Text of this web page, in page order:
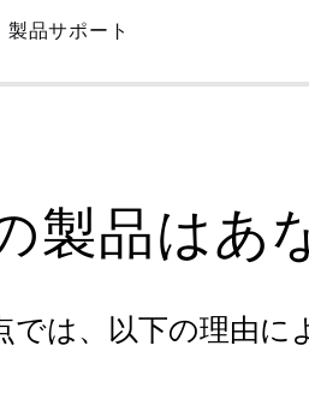
製品サポート
製品はあ
では、以下の理由に